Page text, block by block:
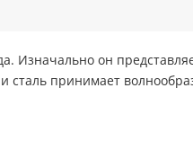
Изначально он
сталь принимает